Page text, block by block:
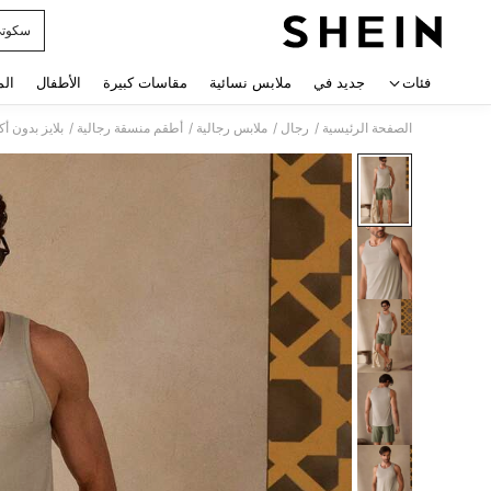
فئات جديد في ملابس نسائية مقاسات كبيرة الأطفال
الصفحة الرئيسية / رجال / ملابس رجالية / أطقم منسقة رجالية / بلايز بدون